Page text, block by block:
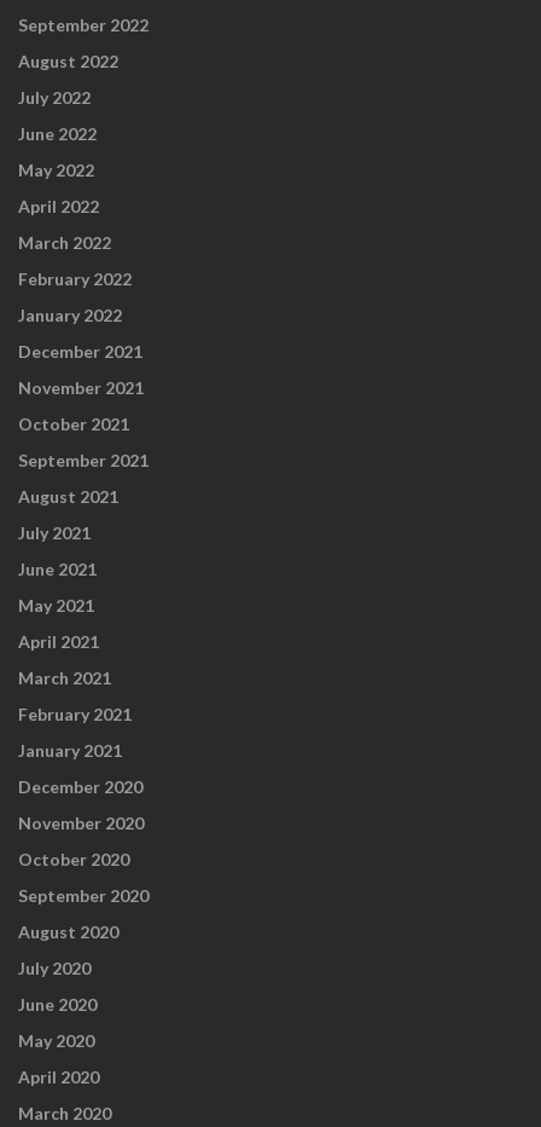
September 2022
August 2022
July 2022
June 2022
May 2022
April 2022
March 2022
February 2022
January 2022
December 2021
November 2021
October 2021
September 2021
August 2021
July 2021
June 2021
May 2021
April 2021
March 2021
February 2021
January 2021
December 2020
November 2020
October 2020
September 2020
August 2020
July 2020
June 2020
May 2020
April 2020
March 2020